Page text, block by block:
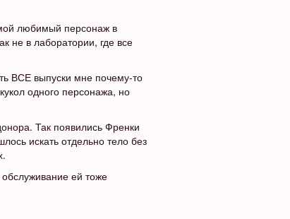
любимый персонаж в
не в лаборатории, где все
ВСЕ выпуски мне почему-то
одного персонажа, но
Так появились Френки
искать отдельно тело без
ей тоже